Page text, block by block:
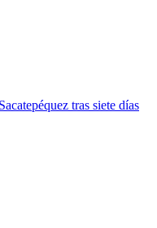
tras siete días